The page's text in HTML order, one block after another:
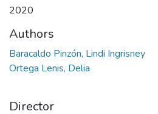
2020
Authors
Baracaldo Pinzón, Lindi Ingrisney
Ortega Lenis, Delia
Director